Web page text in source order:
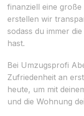
finanziell eine
erstellen wir
sodass du immer
hast.
Bei Umzugsprofi
Zufriedenheit an
heute, um mit
und die Wohnung